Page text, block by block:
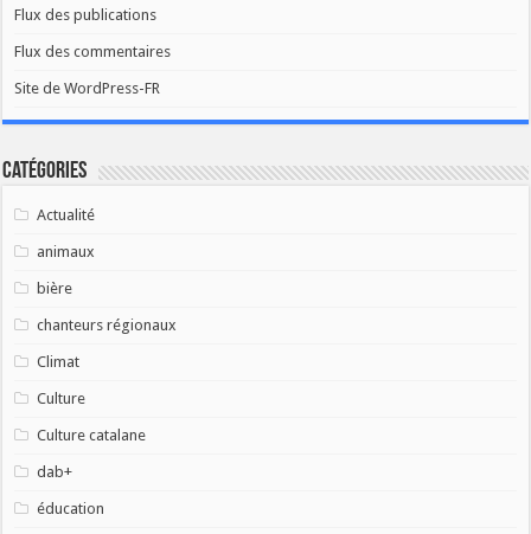
Flux des publications
Flux des commentaires
Site de WordPress-FR
Catégories
Actualité
animaux
bière
chanteurs régionaux
Climat
Culture
Culture catalane
dab+
éducation